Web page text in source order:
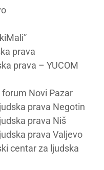
prava
prava – YUCOM
forum Novi Pazar
prava Negotin
prava Niš
prava Valjevo
centar za ljudska